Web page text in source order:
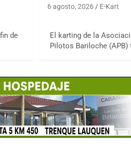
de
6 agosto, 2026 E-Kart
El karting de la
Pilotos Bariloche